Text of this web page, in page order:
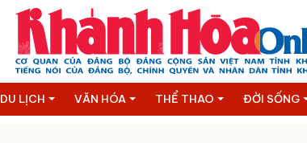
DU LỊCH VĂN HÓA THỂ THAO ĐỜI SỐNG